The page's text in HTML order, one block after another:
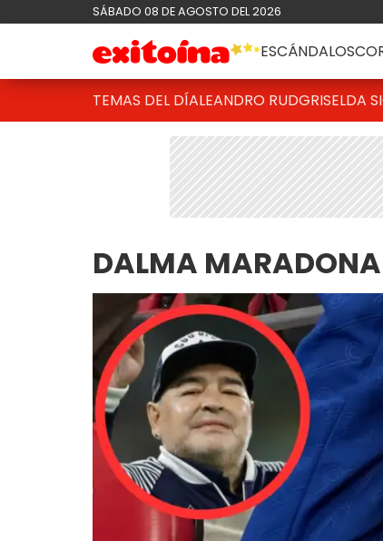
SÁBADO 08 DE AGOSTO DEL 2026
ESCÁNDALOS
TEMAS DEL DÍALEANDRO RUDGRISELDA
DALMA MARADONA